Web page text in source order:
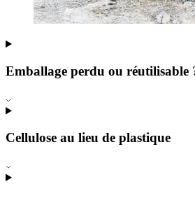
Emballage perdu ou réutilisable
Cellulose au lieu de plastique